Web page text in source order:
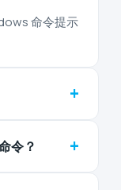
命令提示
+
令？ +